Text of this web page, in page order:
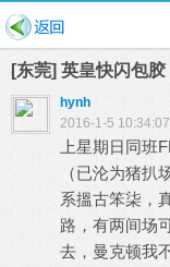
[东莞] 英皇快闪包
hynh
2016-1-5 10:34:07
上星期日同班
（已沦为猪扒
系搵古笨柒，
路，有两间场
去，曼克顿我